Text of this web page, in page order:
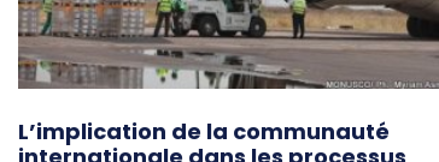
L’implication de la communauté